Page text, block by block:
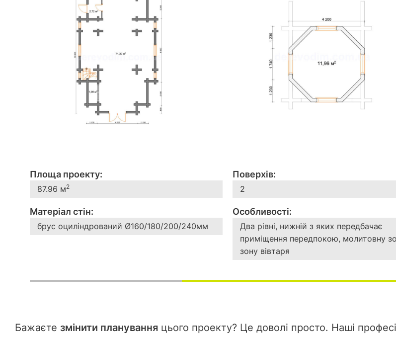
Площа проекту:
87.96 м2
Поверхів:
2
Матеріал стін:
брус оциліндрований Ø160/180/200/240мм
Особливості:
Два рівні, нижній з яких передбачає
приміщення передпокою, молитовну
зону вівтаря
Бажаєте змінити планування цього проекту? Це доволі просто. Наші